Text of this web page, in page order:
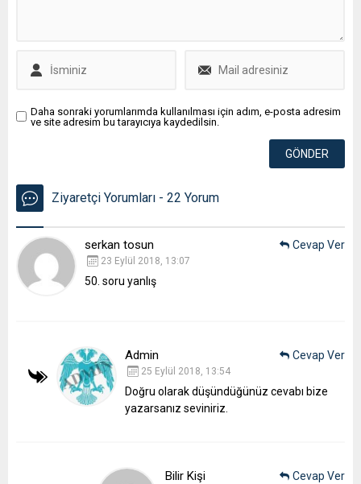
Daha sonraki yorumlarımda kullanılması için adım, e-posta adresim
ve site adresim bu tarayıcıya kaydedilsin.
Ziyaretçi Yorumları - 22 Yorum
serkan tosun
23 Eylül 2018, 13:07
50. soru yanlış
Cevap Ver
Admin
25 Eylül 2018, 13:54
Doğru olarak düşündüğünüz cevabı bize
yazarsanız seviniriz.
Cevap Ver
Bilir Kişi Cevap Ver